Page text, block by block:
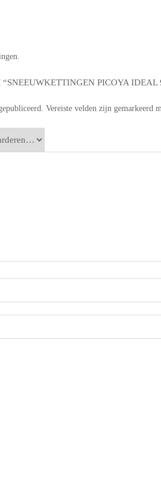
“SNEEUWKETTINGEN PICOYA
Vereiste velden zijn gemarkeerd